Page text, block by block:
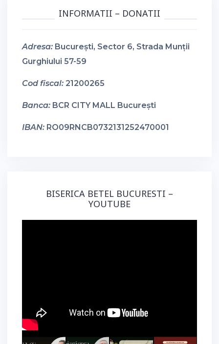
INFORMATII – DONATII
Adresa: București, Sector 6, Strada Munții
Gurghiului 57-59
Cod fiscal: 21200265
Banca: BCR CITY MALL București
IBAN: RO09RNCB0732131252470001
BISERICA BETEL BUCURESTI –
YOUTUBE